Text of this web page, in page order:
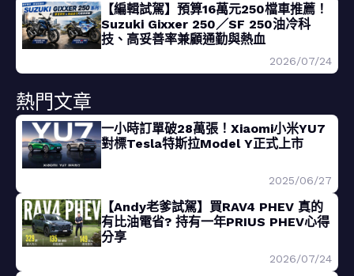
【編輯試駕】預算16萬元250檔車推薦！
Suzuki Gixxer 250／SF 250油冷科
技、高妥善率兼顧通勤與熱血
2026/07/24
熱門文章
一小時訂單破28萬張！Xiaomi小米YU7
對標Tesla特斯拉Model Y正式上市
2025/06/27
【Andy老爹試駕】買RAV4 PHEV 真的
有比油電省? 持有一年PRIUS PHEV心得
分享
2026/07/24